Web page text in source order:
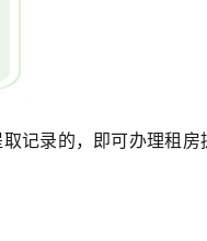
记录的，即可办理租房